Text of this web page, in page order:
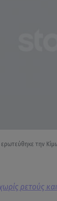
ερωτεύθηκε την
ρετούς και